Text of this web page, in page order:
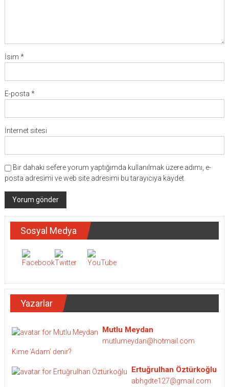
İsim *
E-posta *
İnternet sitesi
Bir dahaki sefere yorum yaptığımda kullanılmak üzere adımı, e-
posta adresimi ve web site adresimi bu tarayıcıya kaydet.
Sosyal Medya
Yazarlar
Mutlu Meydan
mutlumeydan@hotmail.com
Kime ‘Adam’ denir?
Ertuğrulhan Öztürkoğlu
abhgdte127@gmail.com